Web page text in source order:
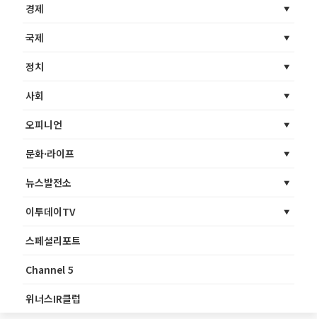
경제
국제
정치
사회
오피니언
문화·라이프
뉴스발전소
이투데이TV
스페셜리포트
Channel 5
위너스IR클럽